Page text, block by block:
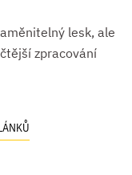
lesk, ale
zpracování